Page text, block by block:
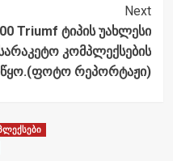
Next
Triumf ტიპის უახლესი
კომპლექსების
რეპორტაჟი)